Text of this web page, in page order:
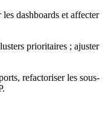
dashboards et affecter
prioritaires ; ajuster
refactoriser les sous-